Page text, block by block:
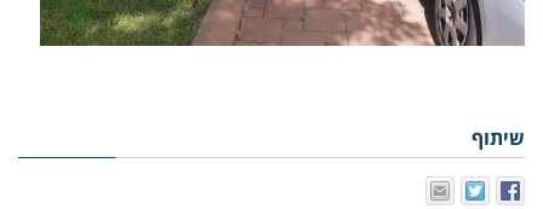
שיתוף